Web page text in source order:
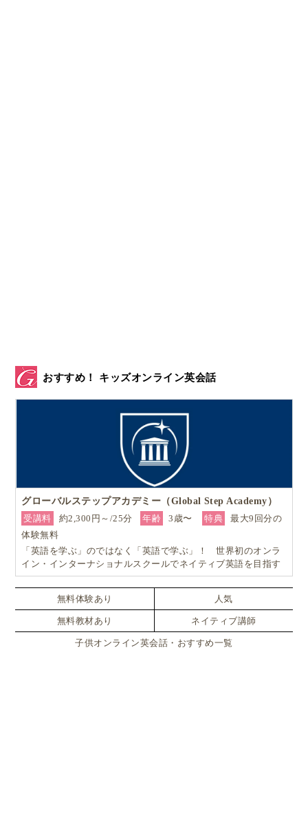
▲ココロとカラダは一つ。「Do」から「Be」に切り替えられるよ
うになりカラダにもより良い変化が。さらに自分を解放するこ
と、楽になることを求め家族でブラジルに戻りました。
「Do」から「Be」に切り替える方法とは？
「Do」から「Be」に切り替えるにはどうするか。
「行動する」より「居ること」あるいは「観察する態
度」を重視する、ということです。それは自分の人生
おすすめ！ キッズオンライン英会話
グローバルステップアカデミー（Global Step Academy）
受講料
約2,300円～/25分 年齢 3歳〜 特典
最大9回分の
体験無料
「英語を学ぶ」のではなく「英語で学ぶ」！ 世界初のオンラ
イン・インターナショナルスクールでネイティブ英語を目指す
無料体験あり 人気
無料教材あり ネイティブ講師
子供オンライン英会話・おすすめ一覧